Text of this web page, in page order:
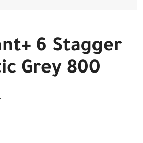
6 Stagger
Grey 800